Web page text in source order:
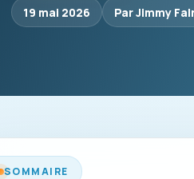
19 mai 2026 Par Jimmy
SOMMAIRE